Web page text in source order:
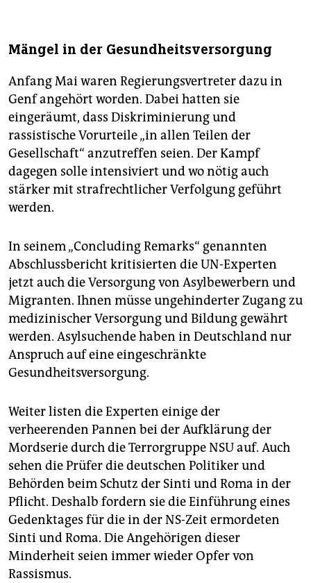
Mängel in der Gesundheitsversorgung
Anfang Mai waren Regierungsvertreter dazu in
Genf angehört worden. Dabei hatten sie
eingeräumt, dass Diskriminierung und
rassistische Vorurteile „in allen Teilen der
Gesellschaft“ anzutreffen seien. Der Kampf
dagegen solle intensiviert und wo nötig auch
stärker mit strafrechtlicher Verfolgung geführt
werden.
In seinem „Concluding Remarks“ genannten
Abschlussbericht kritisierten die UN-Experten
jetzt auch die Versorgung von Asylbewerbern und
Migranten. Ihnen müsse ungehinderter Zugang zu
medizinischer Versorgung und Bildung gewährt
werden. Asylsuchende haben in Deutschland nur
Anspruch auf eine eingeschränkte
Gesundheitsversorgung.
Weiter listen die Experten einige der
verheerenden Pannen bei der Aufklärung der
Mordserie durch die Terrorgruppe NSU auf. Auch
sehen die Prüfer die deutschen Politiker und
Behörden beim Schutz der Sinti und Roma in der
Pflicht. Deshalb fordern sie die Einführung eines
Gedenktages für die in der NS-Zeit ermordeten
Sinti und Roma. Die Angehörigen dieser
Minderheit seien immer wieder Opfer von
Rassismus.